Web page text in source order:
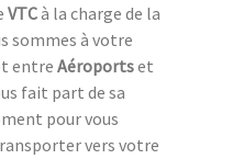
VTCà la charge de la
sommes à votre
entreAéroportset
fait part de sa
pour vous
vers votre